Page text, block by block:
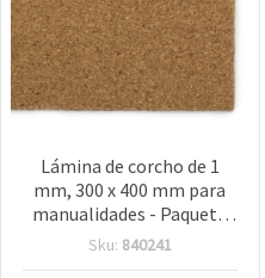
Lámina de corcho de 1
mm, 300 x 400 mm para
manualidades - Paquete
de 1 unidad
Sku: 840241